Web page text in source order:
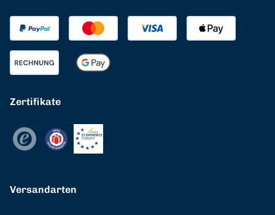
Zertifikate
Versandarten